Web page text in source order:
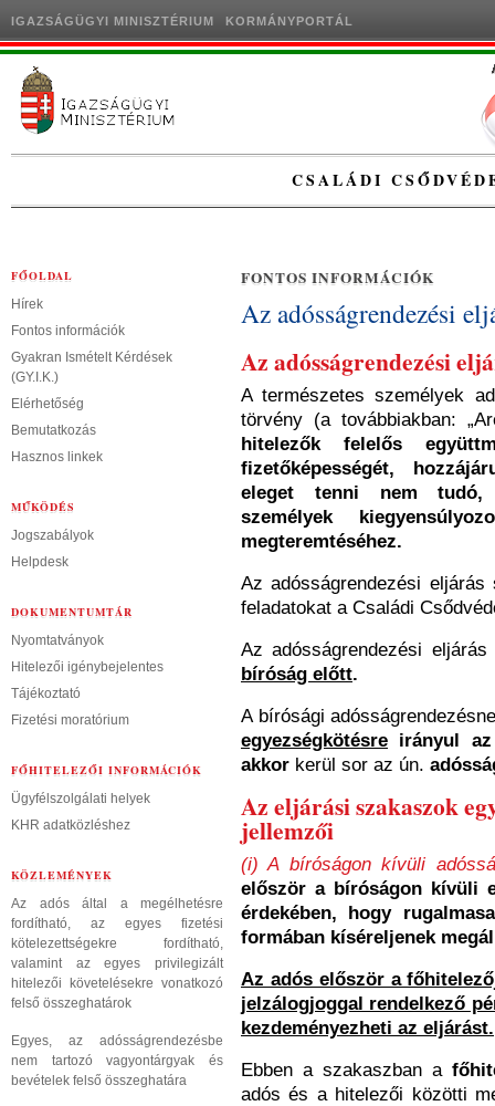
IGAZSÁGÜGYI MINISZTÉRIUM KORMÁNYPORTÁL
CSALÁDI
FŐOLDAL
Hírek
Fontos információk
Gyakran Ismételt Kérdések
(GY.I.K.)
Elérhetőség
Bemutatkozás
Hasznos linkek
MŰKÖDÉS
Jogszabályok
Helpdesk
DOKUMENTUMTÁR
Nyomtatványok
Hitelezői igénybejelentes
Tájékoztató
Fizetési moratórium
FŐHITELEZŐI INFORMÁCIÓK
Ügyfélszolgálati helyek
KHR adatközléshez
KÖZLEMÉNYEK
Az adós által a megélhetésre
fordítható, az egyes fizetési
kötelezettségekre fordítható,
valamint az egyes privilegizált
hitelezői követelésekre vonatkozó
felső összeghatárok
Egyes, az adósságrendezésbe
nem tartozó vagyontárgyak és
bevételek felső összeghatára
FONTOS INFORMÁCIÓK
Az adósságrendezési
Az adósságrendezési
A természetes személyek
törvény (a továbbiakban:
hitelezők felelős
fizetőképességét,
eleget tenni nem tudó,
személyek
megteremtéséhez.
Az adósságrendezési
feladatokat a Családi
Az adósságrendezési
bíróság előtt.
A bírósági
egyezségkötésre irányul
akkor kerül sor az ún.
Az eljárási szakaszok
jellemzői
(i) A bíróságon kívüli
először a bíróságon kívüli
érdekében, hogy
formában kíséreljenek
Az adós először a
jelzálogjoggal rendelkező
kezdeményezheti az eljárást.
Ebben a szakaszban a
adós és a hitelezői közötti